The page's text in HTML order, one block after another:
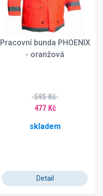
Pracovní bunda PHOENIX
- oranžová
595 Kč
477 Kč
skladem
Detail